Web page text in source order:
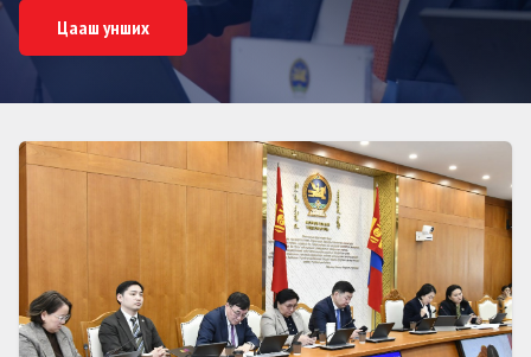
ой зөв менежменттэй байх ёстой, нөхөн
сэргээгдэх ёстой, эдийн засгийн эргэлтэд ордог
байх нь нэн чухал. Түүнчлэн өнөөдрийн хүчин
төгөлдөр хуулиар модтой газар модгүй газрын
амьдарч байгаагаа орон нутгийн иргэд халалан
ярьж байгаа нь нууц биш!Хамгааллын зарчим
зөв боловч зөв менежментээр хэрэгжих ёстой!
Монгол Улсад унасан, шатсан, хортон шавжид
идүүлж өмхөрсөн, үхсэн мододыг хэрэглэх боломж
бүрэн байна. Энэ бүх модыг бид бүгдэээрээ аваад
хэрэглэхэд 32 жилийн нөөц байна.Тйимээс сайн
Цааш унших